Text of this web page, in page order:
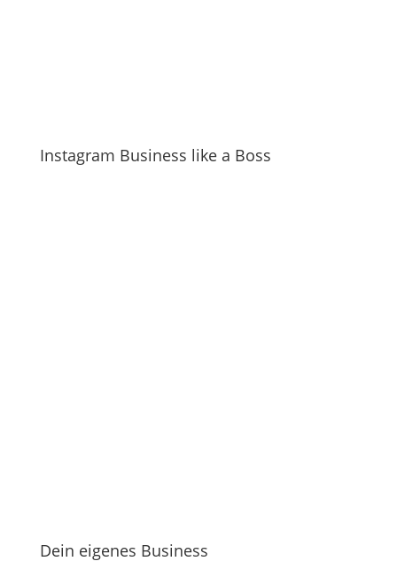
Instagram Business like a Boss
Dein eigenes Business